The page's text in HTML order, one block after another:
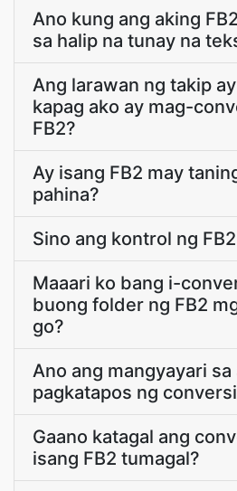
Ano kung ang aking
sa halip na tunay na
Ang larawan ng takip
kapag ako ay mag-
FB2?
Ay isang FB2 may
pahina?
Sino ang kontrol ng
Maaari ko bang i-
buong folder ng FB2
go?
Ano ang mangyayari
pagkatapos ng
Gaano katagal ang
isang FB2 tumagal?